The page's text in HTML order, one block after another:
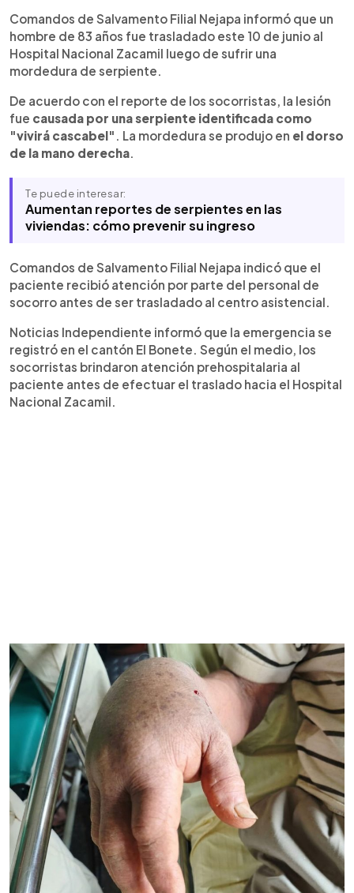
► Escuchar artículo
Un hombre de 83 años recibió atención de
socorristas tras sufrir una mordedura de serpiente
en el cantón El Bonete, en Nejapa. De acuerdo
con Comandos de Salvamento Filial Nejapa, el
paciente presentaba una lesión en el dorso de la
mano derecha provocada por una serpiente
identificada como "vivirá cascabel" y fue
trasladado al Hospital Nacional Zacamil. La nota
también incluye recomendaciones de la
evitar ante una mordedura de serpiente, además
de una lista de números de emergencia
disponibles en El Salvador.
Comandos de Salvamento Filial Nejapa informó que un
hombre de 83 años fue trasladado este 10 de junio al
Hospital Nacional Zacamil luego de sufrir una
mordedura de serpiente.
De acuerdo con el reporte de los socorristas, la lesión
fue causada por una serpiente identificada como
"vivirá cascabel" . La mordedura se produjo en el dorso
de la mano derecha.
Te puede interesar:
Aumentan reportes de serpientes en las
viviendas: cómo prevenir su ingreso
Comandos de Salvamento Filial Nejapa indicó que el
paciente recibió atención por parte del personal de
socorro antes de ser trasladado al centro asistencial.
Noticias Independiente informó que la emergencia se
registró en el cantón El Bonete. Según el medio, los
socorristas brindaron atención prehospitalaria al
paciente antes de efectuar el traslado hacia el Hospital
Nacional Zacamil.